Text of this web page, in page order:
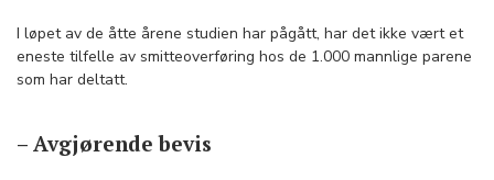
I løpet av de åtte årene studien har pågått, har det ikke vært et
eneste tilfelle av smitteoverføring hos de 1.000 mannlige parene
som har deltatt.
– Avgjørende bevis